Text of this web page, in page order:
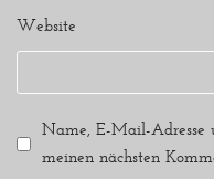
Website
Name, E-Mail-Adresse
meinen nächsten